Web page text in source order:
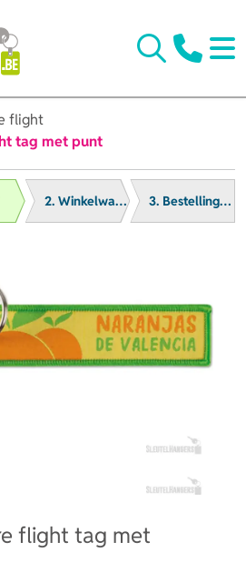
flight
tag met punt
2. Winkelwagen 3. Bestelling afronden
flight tag met